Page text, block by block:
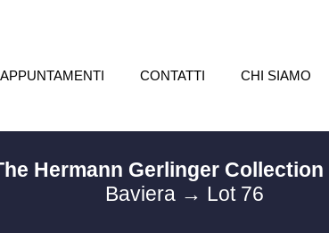
APPUNTAMENTI CONTATTI CHI SIAMO
Hermann Gerlinger Collection
Baviera → Lot 76